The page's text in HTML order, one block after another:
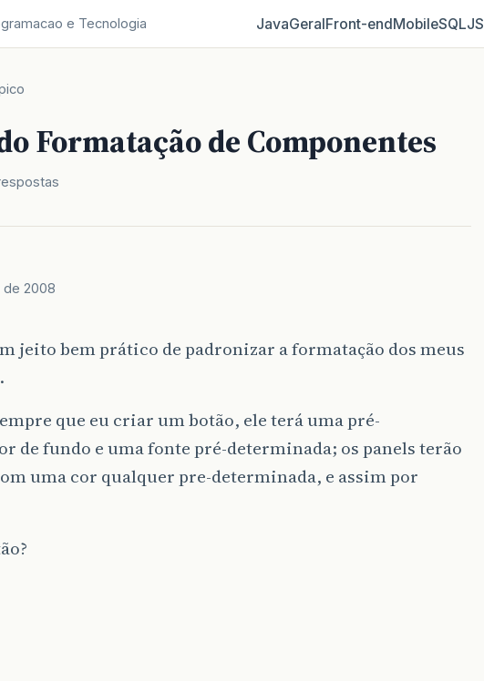
e Tecnologia JavaGeralFront‑endMobileSQLJS
Formatação de Componentes
2008
jeito bem prático de padronizar a formatação dos meus
que eu criar um botão, ele terá uma pré-
de fundo e uma fonte pré-determinada; os panels terão
uma cor qualquer pre-determinada, e assim por